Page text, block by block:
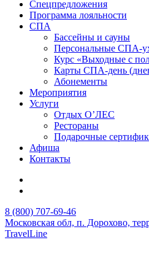
Спецпредложения
Программа лояльности
СПА
Бассейны и сауны
Персональные СПА-
Курс «Выходные с
Карты СПА-день
Абонементы
Мероприятия
Услуги
Отдых О’ЛЕС
Рестораны
Подарочные
Афиша
Контакты
8 (800) 707-69-46
Московская обл, п. Дорохово,
TravelLine